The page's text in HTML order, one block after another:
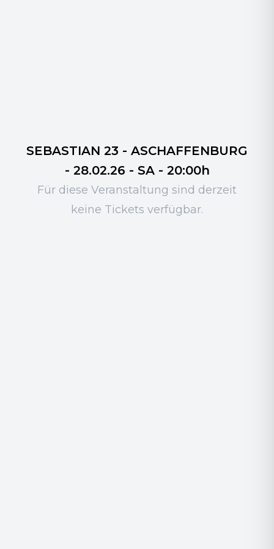
SEBASTIAN 23 - ASCHAFFENBURG
- 28.02.26 - SA - 20:00h
Für diese Veranstaltung sind derzeit
keine Tickets verfügbar.